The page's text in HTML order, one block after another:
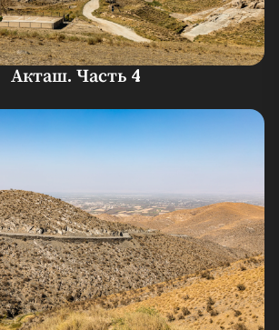
Акташ. Часть 4